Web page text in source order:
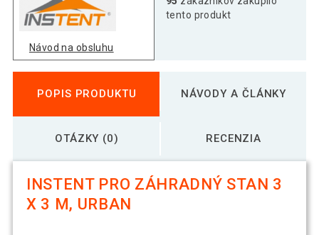
Návod na obsluhu
tento produkt
POPIS PRODUKTU NÁVODY A ČLÁNKY
OTÁZKY (0) RECENZIA
INSTENT PRO ZÁHRADNÝ STAN 3
X 3 M, URBAN